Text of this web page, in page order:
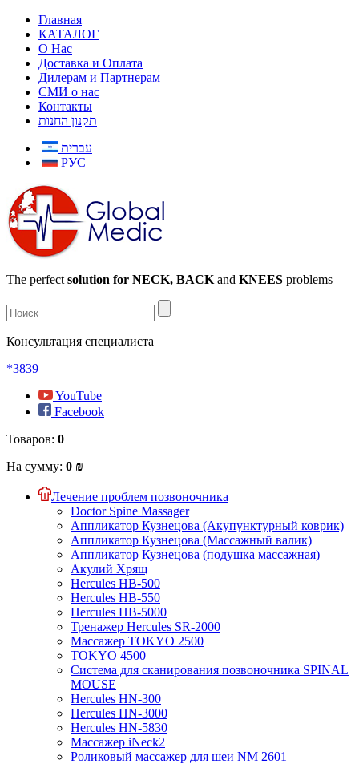
Главная
КАТАЛОГ
О Нас
Доставка и Оплата
Дилерам и Партнерам
СМИ о нас
Контакты
תקנון החנות
עברית
РУС
The perfect solution for NECK, BACK and KNEES problems
Консультация специалиста
*3839
YouTube
Facebook
Товаров: 0
На сумму: 0 ₪
Лечение проблем позвоночника
Doctor Spine Massager
Аппликатор Кузнецова (Акупунктурный коврик)
Аппликатор Кузнецова (Массажный валик)
Аппликатор Кузнецова (подушка массажная)
Акулий Хрящ
Hercules HB-500
Hercules HB-550
Hercules HB-5000
Тренажер Hercules SR-2000
Массажер TOKYO 2500
TOKYO 4500
Система для сканирования позвоночника SPINAL
MOUSE
Hercules HN-300
Hercules HN-3000
Hercules HN-5830
Массажер iNeck2
Роликовый массажер для шеи NM 2601